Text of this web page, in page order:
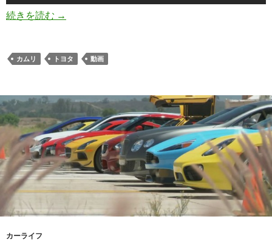
続きを読む 車を絶叫マシンにしちゃったトヨタ「カムリ」
→
カムリ トヨタ 動画
カーライフ